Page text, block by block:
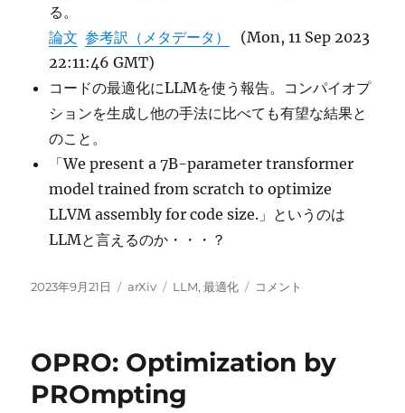
る。
論文 参考訳（メタデータ）
(Mon, 11 Sep 2023
22:11:46 GMT)
コードの最適化にLLMを使う報告。コンパイオプ
ションを生成し他の手法に比べても有望な結果と
のこと。
「We present a 7B-parameter transformer
model trained from scratch to optimize
LLVM assembly for code size.」というのは
LLMと言えるのか・・・？
投
2023年9月21日
カ
ー
arXiv
タ
LLM,最適化
Large
Compiler
Optimization
コメント
OPRO: Optimization by
PROmpting